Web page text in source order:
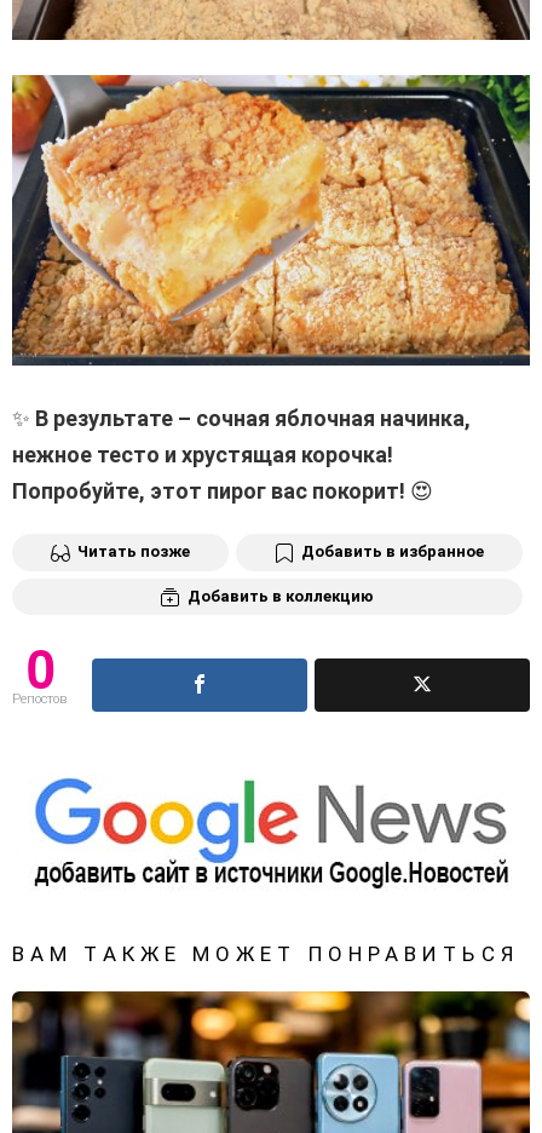
✨ В результате – сочная яблочная начинка,
нежное тесто и хрустящая корочка!
Попробуйте, этот пирог вас покорит! 😍
Читать позже Добавить в избранное
Добавить в коллекцию
0
Репостов
ВАМ ТАКЖЕ МОЖЕТ ПОНРАВИТЬСЯ